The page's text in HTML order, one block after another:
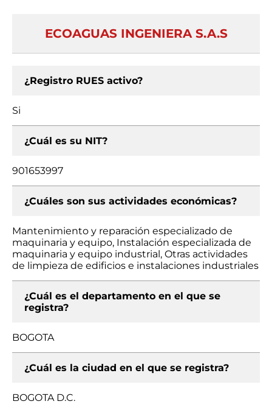
ECOAGUAS INGENIERA S.A.S
¿Registro RUES activo?
Si
¿Cuál es su NIT?
901653997
¿Cuáles son sus actividades económicas?
Mantenimiento y reparación especializado de
maquinaria y equipo, Instalación especializada de
maquinaria y equipo industrial, Otras actividades
de limpieza de edificios e instalaciones industriales
¿Cuál es el departamento en el que se
registra?
BOGOTA
¿Cuál es la ciudad en el que se registra?
BOGOTA D.C.